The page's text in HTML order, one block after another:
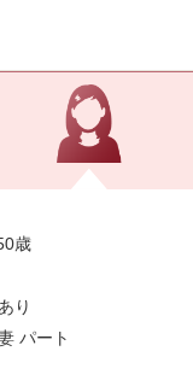
歳
り
パート